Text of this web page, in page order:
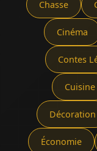
Chasse
Cinéma
Contes
Cuisine
Décoration
Économie